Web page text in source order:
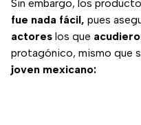
Sin embargo, los
fue nada fácil, pues
actores los que
protagónico, mismo que
joven mexicano: